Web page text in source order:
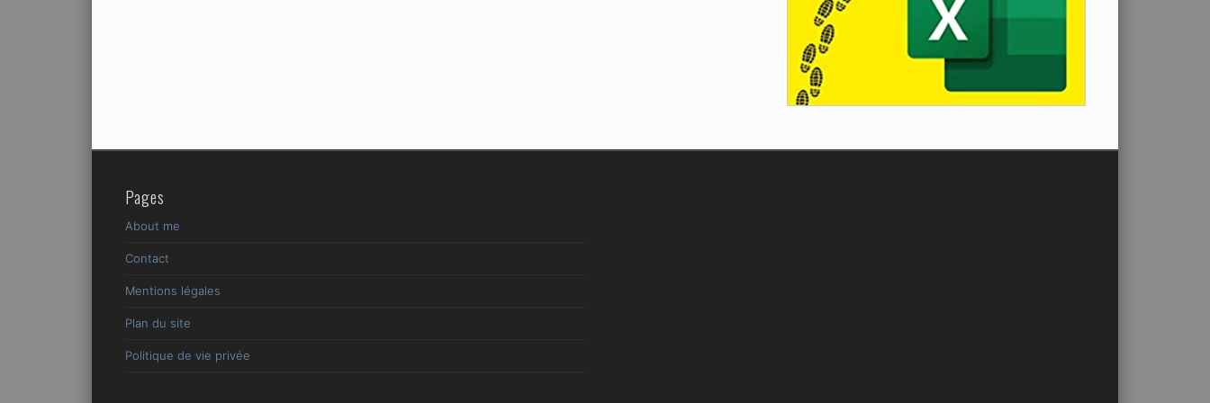
Pages
About me
Contact
Mentions légales
Plan du site
Politique de vie privée